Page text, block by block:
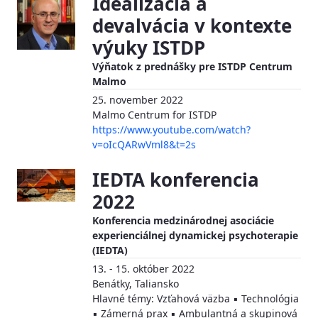
devalvácia v kontexte
výuky ISTDP
Výňatok z prednášky pre ISTDP Centrum
Malmo
25. november 2022
Malmo Centrum for ISTDP
https://www.youtube.com/watch?
v=oIcQARwVml8&t=2s
IEDTA konferencia
2022
Konferencia medzinárodnej asociácie
experienciálnej dynamickej psychoterapie
(IEDTA)
13. - 15. október 2022
Benátky, Taliansko
Hlavné témy: Vzťahová väzba ▪ Technológia
▪ Zámerná prax ▪ Ambulantná a skupinová